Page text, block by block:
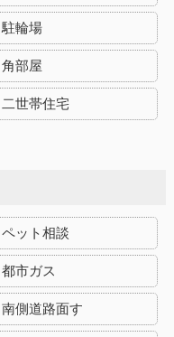
駐輪場
角部屋
二世帯住宅
ペット相談
都市ガス
南側道路面す